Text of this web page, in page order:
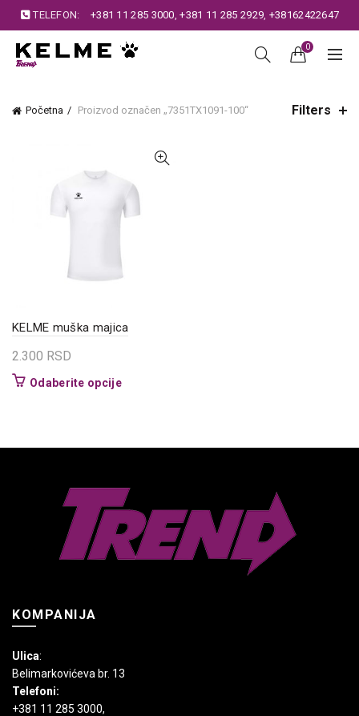
TELEFON: +381 11 285 3000,+381 11 285 2929, +38162422647
0
Početna Proizvod označen „7351TX1091-100“ Filters
KELME muška majica
2.300 RSD
Odaberite opcijeOvaj
varijanti.
mogu
biti
izabrane
na
stranici
KOMPANIJA
Ulica:
Belimarkovićeva br. 13
Telefoni:
+381 11 285 3000,